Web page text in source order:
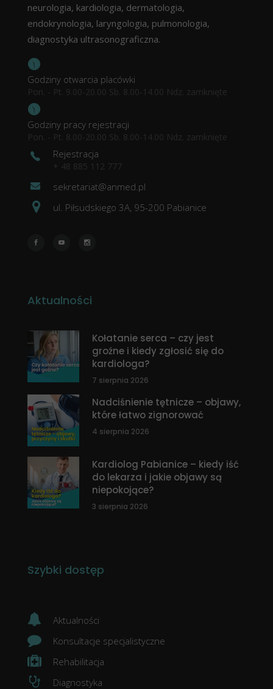
neurologia, kardiologia, dermatologia,
endokrynologia, laryngologia, pulmonologia,
diagnostyka ultrasonograficzna.
Godziny otwarcia placówki
Pon. - Pt. 9.00-20.00 Sb. 8.00-14.00 Ndz. zamknięte
Godziny pracy rejestracji
Pon. - Pt. 8.00-20.00 Sb. 8.00-14.00 Ndz. zamknięte
Rejestracja
+ 48 885 112 777
sekretariat@anmed.pl
ul. Piłsudskiego 3A, 95-200 Pabianice
Aktualności
Kołatanie serca – czy jest
groźne i kiedy zgłosić się do
kardiologa?
7 sierpnia 2026
Nadciśnienie tętnicze – objawy,
które łatwo zignorować
4 sierpnia 2026
Kardiolog Pabianice – kiedy iść
do lekarza i jakie objawy są
niepokojące?
3 sierpnia 2026
Szybki dostęp
Aktualności
Konsultacje specjalistyczne
Rehabilitacja
Diagnostyka